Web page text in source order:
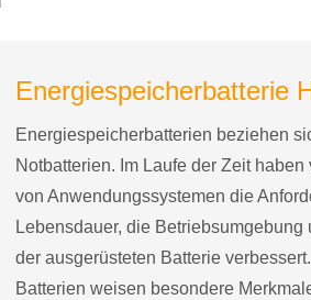
Energiespeicherbatterie
Energiespeicherbatterien beziehen
Notbatterien. Im Laufe der Zeit
von Anwendungssystemen die
Lebensdauer, die
der ausgerüsteten Batterie
Batterien weisen besondere